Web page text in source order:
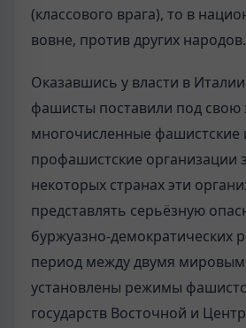
(классового врага), то в
вовне, против других народов.
Оказавшись у власти в
фашисты поставили под свою
многочисленные фашистские
профашистские организации
некоторых странах эти
представлять серьёзную
буржуазно-демократических
период между двумя
установлены режимы
государств Восточной и